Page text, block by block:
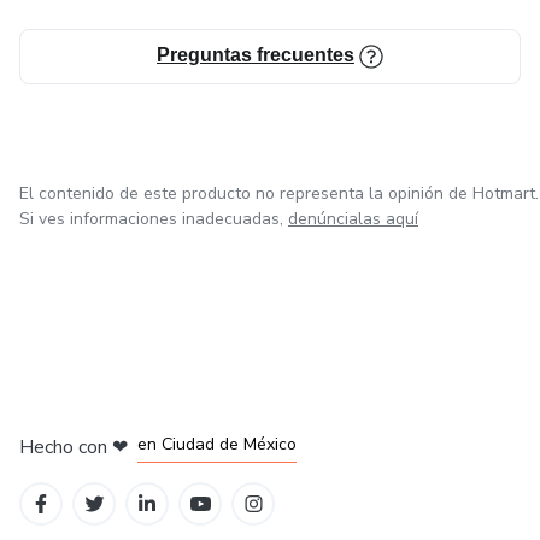
con un amigo. Esto te permitirá recibir orientación y apoyo
siempre que lo necesites.
Preguntas frecuentes
El contenido de este producto no representa la opinión de Hotmart.
Si ves informaciones inadecuadas, denúncialas aquí
Hecho con ❤ en Ciudad de México